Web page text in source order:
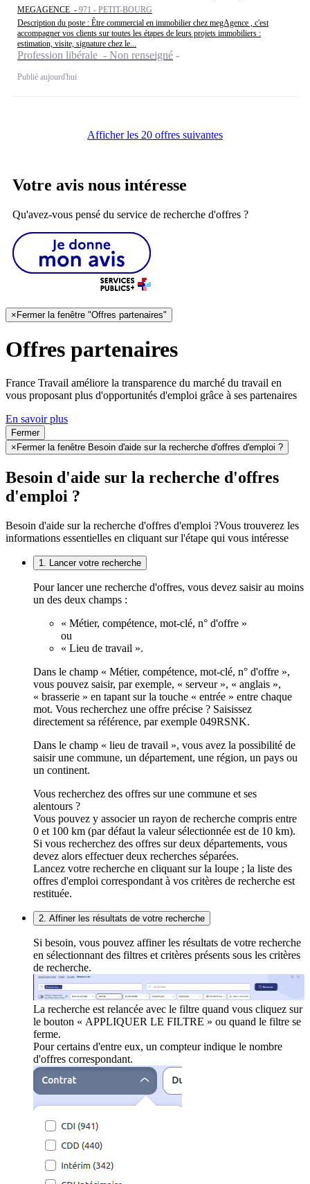
MEGAGENCE - 971 - PETIT-BOURG
Description du poste : Être commercial en immobilier chez megAgence , c'est
accompagner vos clients sur toutes les étapes de leurs projets immobiliers :
estimation, visite, signature chez le...
Profession libérale - Non renseigné
Publié aujourd'hui
Afficher les 20 offres suivantes
Votre avis nous intéresse
Qu'avez-vous pensé du service de recherche d'offres ?
×Fermer la fenêtre "Offres partenaires"
Offres partenaires
France Travail améliore la transparence du marché du travail en
vous proposant plus d'opportunités d'emploi grâce à ses partenaires
En savoir plus
Fermer
× Fermer la fenêtre Besoin d'aide sur la recherche d'offres d'emploi ?
Besoin d'aide sur la recherche d'offres
d'emploi ?
Besoin d'aide sur la recherche d'offres d'emploi ?Vous trouverez les
informations essentielles en cliquant sur l'étape qui vous intéresse
1. Lancer votre recherche
Pour lancer une recherche d'offres, vous devez saisir au moins
un des deux champs :
« Métier, compétence, mot-clé, n° d'offre »
ou
« Lieu de travail ».
Dans le champ « Métier, compétence, mot-clé, n° d'offre »,
vous pouvez saisir, par exemple, « serveur », « anglais »,
« brasserie » en tapant sur la touche « entrée » entre chaque
mot. Vous recherchez une offre précise ? Saisissez
directement sa référence, par exemple 049RSNK.
Dans le champ « lieu de travail », vous avez la possibilité de
saisir une commune, un département, une région, un pays ou
un continent.
Vous recherchez des offres sur une commune et ses
alentours ?
Vous pouvez y associer un rayon de recherche compris entre
0 et 100 km (par défaut la valeur sélectionnée est de 10 km).
Si vous recherchez des offres sur deux départements, vous
devez alors effectuer deux recherches séparées.
Lancez votre recherche en cliquant sur la loupe ; la liste des
offres d'emploi correspondant à vos critères de recherche est
restituée.
2. Affiner les résultats de votre recherche
Si besoin, vous pouvez affiner les résultats de votre recherche
en sélectionnant des filtres et critères présents sous les critères
de recherche.
La recherche est relancée avec le filtre quand vous cliquez sur
le bouton « APPLIQUER LE FILTRE » ou quand le filtre se
ferme.
Pour certains d'entre eux, un compteur indique le nombre
d'offres correspondant.